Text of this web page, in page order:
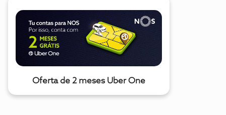
Oferta de 2 meses Uber One